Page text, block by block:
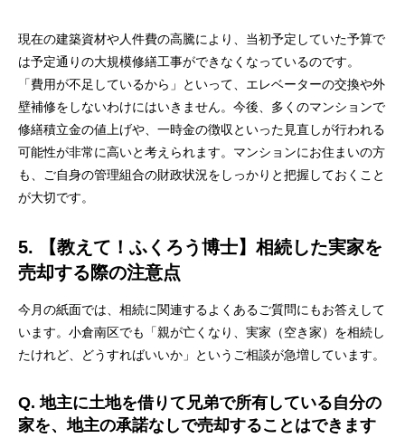
現在の建築資材や人件費の高騰により、当初予定していた予算で
は予定通りの大規模修繕工事ができなくなっているのです。
「費用が不足しているから」といって、エレベーターの交換や外
壁補修をしないわけにはいきません。今後、多くのマンションで
修繕積立金の値上げや、一時金の徴収といった見直しが行われる
可能性が非常に高いと考えられます。マンションにお住まいの方
も、ご自身の管理組合の財政状況をしっかりと把握しておくこと
が大切です。
5. 【教えて！ふくろう博士】相続した実家を
売却する際の注意点
今月の紙面では、相続に関連するよくあるご質問にもお答えして
います。小倉南区でも「親が亡くなり、実家（空き家）を相続し
たけれど、どうすればいいか」というご相談が急増しています。
Q. 地主に土地を借りて兄弟で所有している自分の
家を、地主の承諾なしで売却することはできます